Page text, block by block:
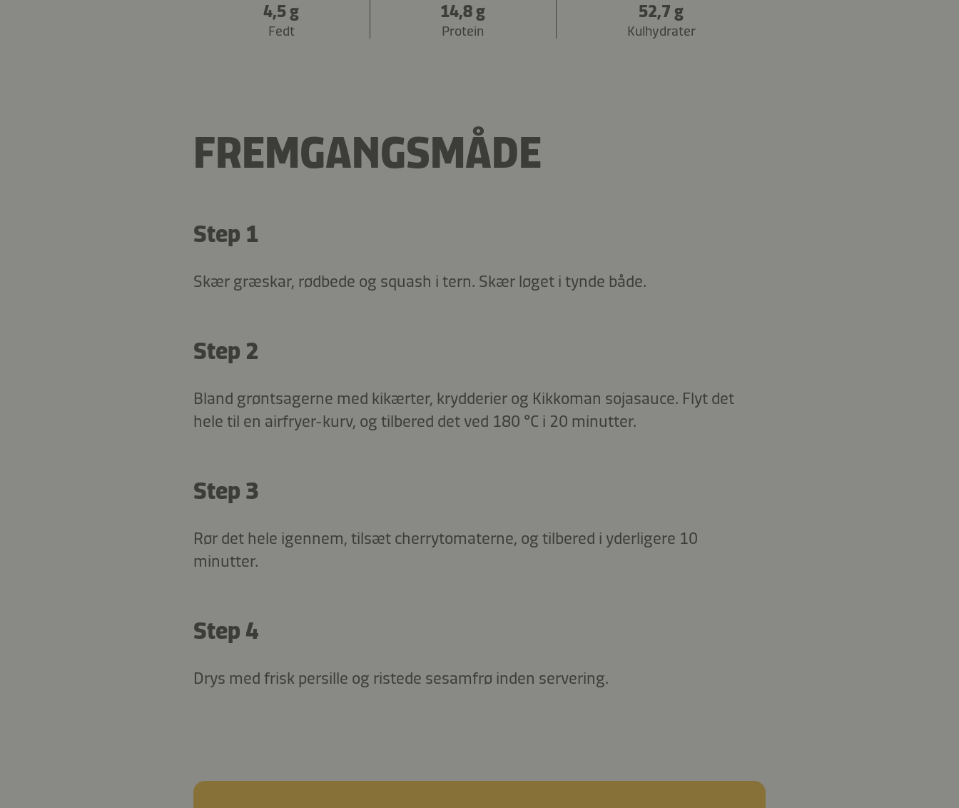
4,5 g
Fedt
14,8 g
Protein
52,7 g
Kulhydrater
FREMGANGSMÅDE
Step 1
Skær græskar, rødbede og squash i tern. Skær løget i tynde både.
Step 2
Bland grøntsagerne med kikærter, krydderier og Kikkoman sojasauce. Flyt det
hele til en airfryer-kurv, og tilbered det ved 180 °C i 20 minutter.
Step 3
Rør det hele igennem, tilsæt cherrytomaterne, og tilbered i yderligere 10
minutter.
Step 4
Drys med frisk persille og ristede sesamfrø inden servering.